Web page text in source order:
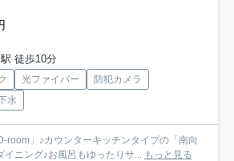
徒歩10分
光ファイバー
防犯カメラ
水
room」♪カウンターキッチンタイプの「南向
ニング♪お風呂もゆったりサ...
もっと見る